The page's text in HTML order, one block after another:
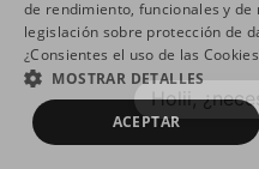
Holii,
de rendimiento, funcionales y
legislación sobre protección de
¿Consientes el uso de las
MOSTRAR DETALLES
ACEPTAR